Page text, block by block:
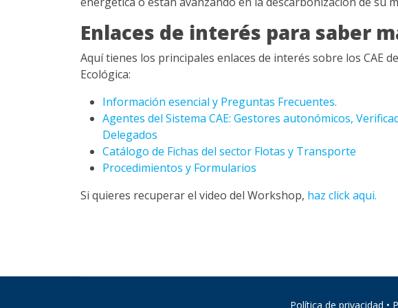
Enlaces de interés para saber
Aquí tienes los principales enlaces de interés sobre los CAE
Ecológica:
Información esencial y Preguntas Frecuentes.
Agentes del Sistema CAE: Gestores autonómicos,
Delegados
Catálogo de Fichas del sector Flotas y Transporte
Procedimientos y Formularios
Si quieres recuperar el video del Workshop, haz click aqui.
Política de privacidad •